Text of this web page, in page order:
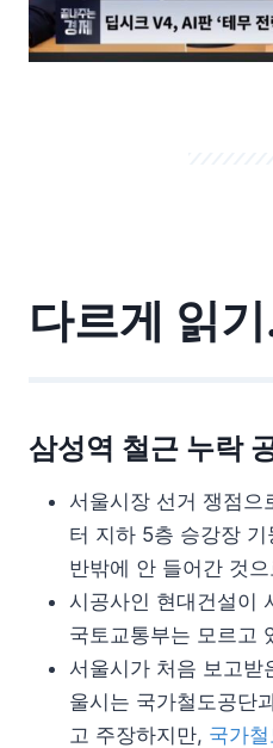
다르게 읽
삼성역 철근 누락
서울시장 선거 쟁점으
터 지하 5층 승강장
반밖에 안 들어간 것
시공사인 현대건설이
국토교통부는 모르고
서울시가 처음 보고받
울시는 국가철도공단
고 주장하지만, 국가